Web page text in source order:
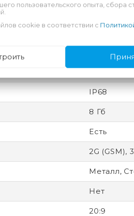
IP68
8 Гб
Есть
2G (GSM),
Металл,
Нет
20:9
пользовательского опыта, сбора
cookie в соответствии с